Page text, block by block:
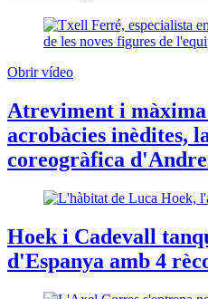
Obrir vídeo
Atreviment i
acrobàcies inèdites,
coreogràfica
Hoek i Cadevall
d'Espanya amb 4